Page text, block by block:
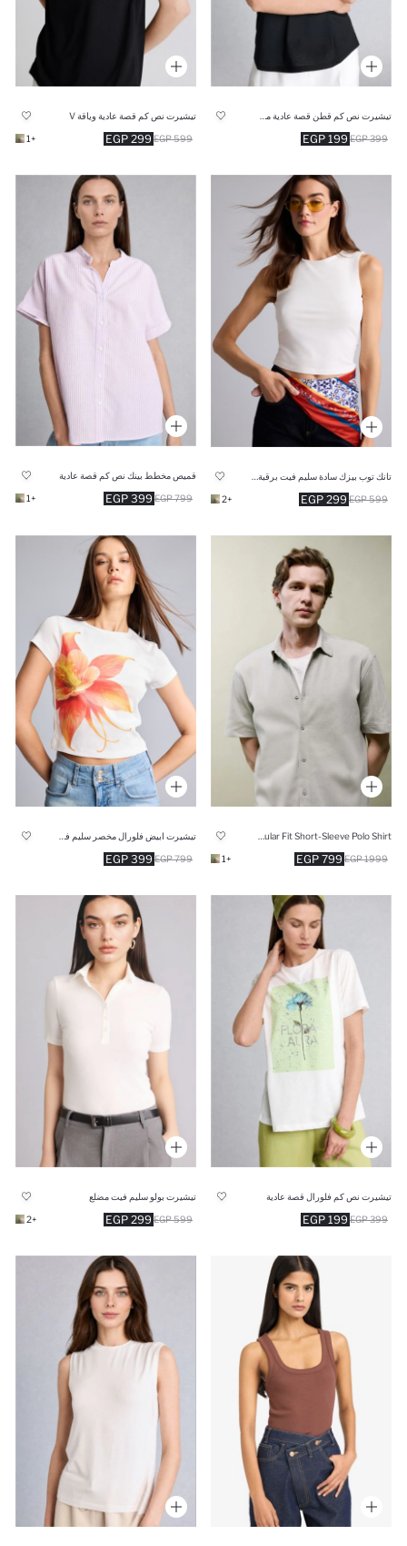
199 EGP 399 EGP
تيشيرت نص كم قصة عادية وياقة V
299 EGP 599 EGP
+1
299 EGP 599 EGP
+2
قميص مخطط بينك نص كم قصة عادية
399 EGP 799 EGP
+1
799 EGP 1999 EGP
+1
399 EGP 799 EGP
تيشيرت نص كم فلورال قصة عادية
199 EGP 399 EGP
تيشيرت بولو سليم فيت مضلع
299 EGP 599 EGP
+2